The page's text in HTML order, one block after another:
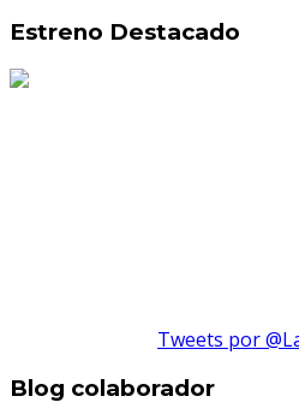
Estreno Destacado
Tweets por
Blog colaborador